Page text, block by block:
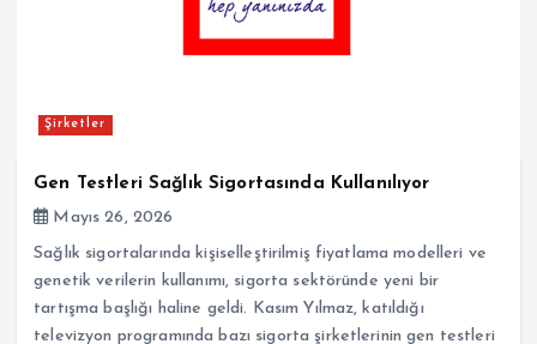
Şirketler
Gen Testleri Sağlık Sigortasında Kullanılıyor
Mayıs 26, 2026
Sağlık sigortalarında kişiselleştirilmiş fiyatlama modelleri ve
genetik verilerin kullanımı, sigorta sektöründe yeni bir
tartışma başlığı haline geldi. Kasım Yılmaz, katıldığı
televizyon programında bazı sigorta şirketlerinin gen testleri